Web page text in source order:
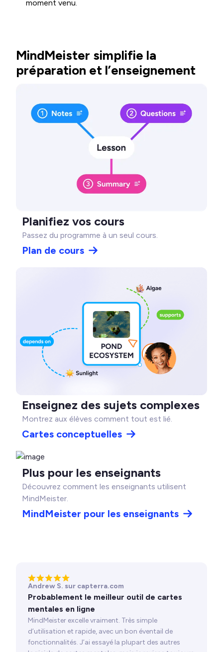
moment venu.
MindMeister simplifie la
préparation et l’enseignement
Planifiez vos cours
Passez du programme à un seul cours.
Plan de cours
Enseignez des sujets complexes
Montrez aux élèves comment tout est lié.
Cartes conceptuelles
Plus pour les enseignants
Découvrez comment les enseignants utilisent
MindMeister.
MindMeister pour les enseignants
Andrew S. sur capterra.com
Probablement le meilleur outil de cartes
mentales en ligne
MindMeister excelle vraiment. Très simple
d’utilisation et rapide, avec un bon éventail de
fonctionnalités. J’ai essayé la plupart des autres